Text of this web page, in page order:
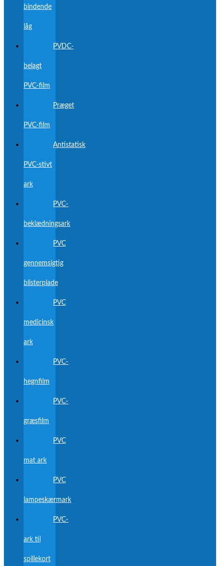
bindende
låg
PVDC-
belagt
PVC-film
Præget
PVC-film
Antistatisk
PVC-stivt
ark
PVC-
beklædningsark
PVC
gennemsigtig
blisterplade
PVC
medicinsk
ark
PVC-
hegnfilm
PVC-
græsfilm
PVC
mat ark
PVC
lampeskærmark
PVC-
ark til
spillekort